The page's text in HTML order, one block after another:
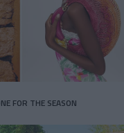
FOR THE SEASON